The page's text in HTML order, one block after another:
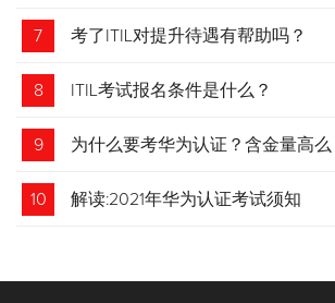
7 考了ITIL对提升待遇有帮助吗？
8 ITIL考试报名条件是什么？
9 为什么要考华为认证？含金量高么
10 解读:2021年华为认证考试须知